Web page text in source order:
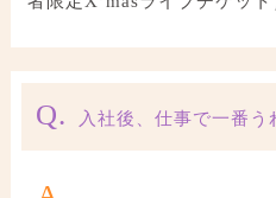
Q. 入社後、仕事で一番う